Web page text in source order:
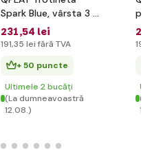
Spark Blue, vârsta 3 -
6 ani, până la 30 kg
231,54 lei
191,35 lei fără TVA
+ 50 puncte
Ultimele 2 bucăți
(La dumneavoastră
12.08.)
la 30
231
191
(La